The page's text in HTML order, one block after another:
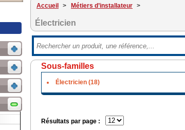
Accueil > Métiers d’installateur >
Électricien
Sous-familles
Électricien (18)
Résultats par page :